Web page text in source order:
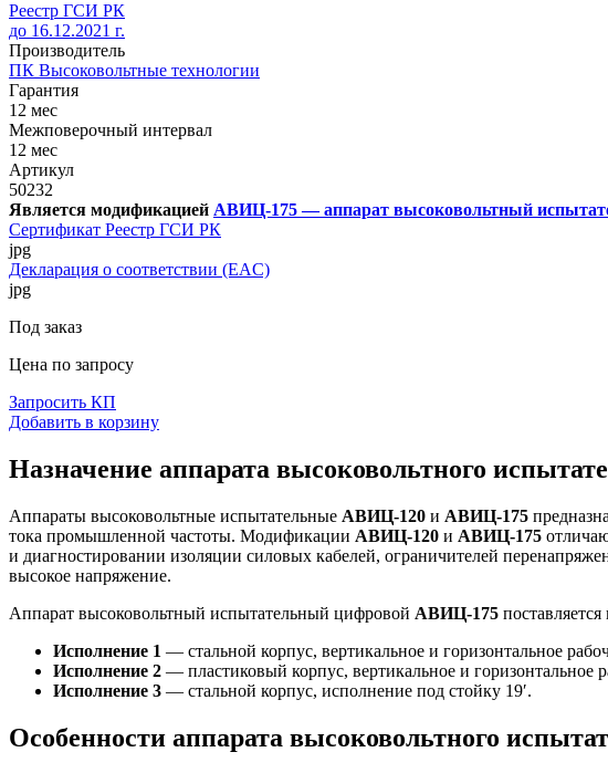
Реестр ГСИ РК
до 16.12.2021 г.
Производитель
ПК Высоковольтные технологии
Гарантия
12 мес
Межповерочный интервал
12 мес
Артикул
50232
Является модификацией АВИЦ-175 — аппарат высоковольтный
Сертификат Реестр ГСИ РК
jpg
Декларация о соответствии (EAC)
jpg
Под заказ
Цена по запросу
Запросить КП
Добавить в корзину
Назначение аппарата высоковольтного
Аппараты высоковольтные испытательные АВИЦ-120 и АВИЦ-175
тока промышленной частоты. Модификации АВИЦ-120 и АВИЦ-175
и диагностировании изоляции силовых кабелей, ограничителей
высокое напряжение.
Аппарат высоковольтный испытательный цифровой АВИЦ-175
Исполнение 1 — стальной корпус, вертикальное и горизонтальное
Исполнение 2 — пластиковый корпус, вертикальное и горизонтальное
Исполнение 3 — стальной корпус, исполнение под стойку 19′.
Особенности аппарата высоковольтного